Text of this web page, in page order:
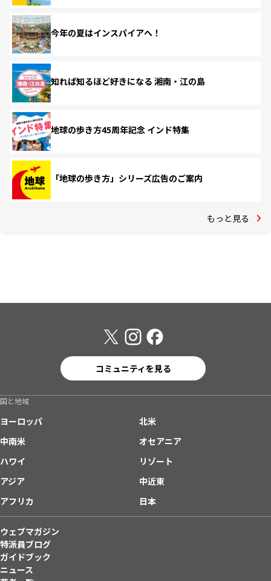
今年の夏はインスパイアへ！
知れば知るほど好きになる 湘南・江の島
地球の歩き方45周年記念 インド特集
「地球の歩き方」シリーズ広告のご案内
もっと見る
コミュニティを見る
国と地域
ヨーロッパ
北米
中南米
オセアニア
ハワイ
リゾート
アジア
中近東
アフリカ
日本
ウェブマガジン
特派員ブログ
ガイドブック
ニュース